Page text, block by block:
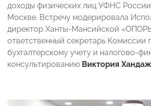
доходы физических лиц УФНС
Москве. Встречу модерировала
директор Ханты-Мансийской
ответственный секретарь Комиссии
бухгалтерскому учету и налогово-
консультированию Виктория